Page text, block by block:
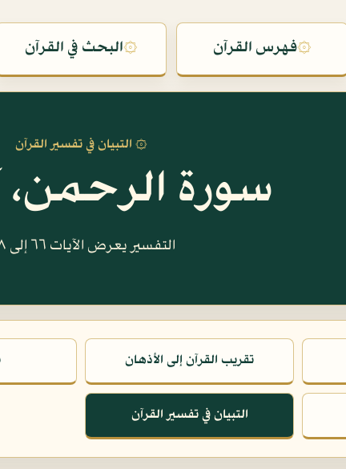
۞فهرس القرآن ۞البحث في القرآن
۞ التبيان في تفسير القرآن
سورة الرحمن،
التفسير يعرض الآيات ٦٦ إلى ٧٨
تقريب القرآن إلى الأذهان
التبيان في تفسير القرآن